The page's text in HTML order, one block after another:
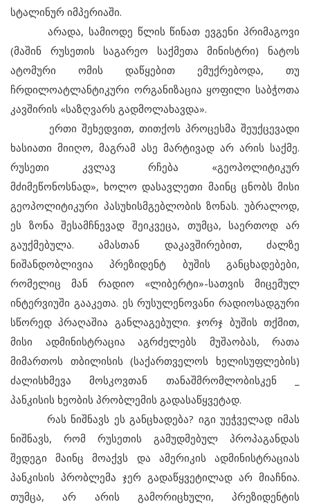
სტალინურ იმპერიაში.
არადა, სამიოდე წლის წინათ ევგენი პრიმაგოვი
(მაშინ რუსეთის საგარეო საქმეთა მინისტრი) ნატოს
ატომური ომის დაწყებით ემუქრებოდა, თუ
ჩრდილოატლანტიკური ორგანიზაცია ყოფილი საბჭოთა
კავშირის «საზღვარს გადმოლახავდა».
ერთი შეხედვით, თითქოს პროცესმა შეუქცევადი
ხასიათი მიიღო, მაგრამ ასე მარტივად არ არის საქმე.
რუსეთი კვლავ რჩება «გეოპოლიტიკურ
მძიმეწონოსნად», ხოლო დასავლეთი მაინც ცნობს მისი
გეოპოლიტიკური პასუხისმგებლობის ზონას. უბრალოდ,
ეს ზონა შესამჩნევად შეიკვეცა, თუმცა, საერთოდ არ
გაუქმებულა. ამასთან დაკავშირებით, ძალზე
ნიშანდობლივია პრეზიდენტ ბუშის განცხადებები,
რომელიც მან რადიო «ლიბერტი»-სათვის მიცემულ
ინტერვიუში გააკეთა. ეს რუსულენოვანი რადიოსადგური
სწორედ პრაღაშია განლაგებული. ჯორჯ ბუშის თქმით,
მისი ადმინისტრაცია აგრძელებს მუშაობას, რათა
მიმართოს თბილისის (საქართველოს ხელისუფლების)
ძალისხმევა მოსკოვთან თანაშმრომლობისკენ _
პანკისის ხეობის პრობლემის გადასაწყვეტად.
რას ნიშნავს ეს განცხადება? იგი უეჭველად იმას
ნიშნავს, რომ რუსეთის გამუდმებულ პროპაგანდას
შედეგი მაინც მოაქვს და ამერიკის ადმინისტრაციას
პანკისის პრობლემა ჯერ გადაწყვეტილად არ მიაჩნია.
თუმცა, არ არის გამორიცხული, პრეზიდენტის